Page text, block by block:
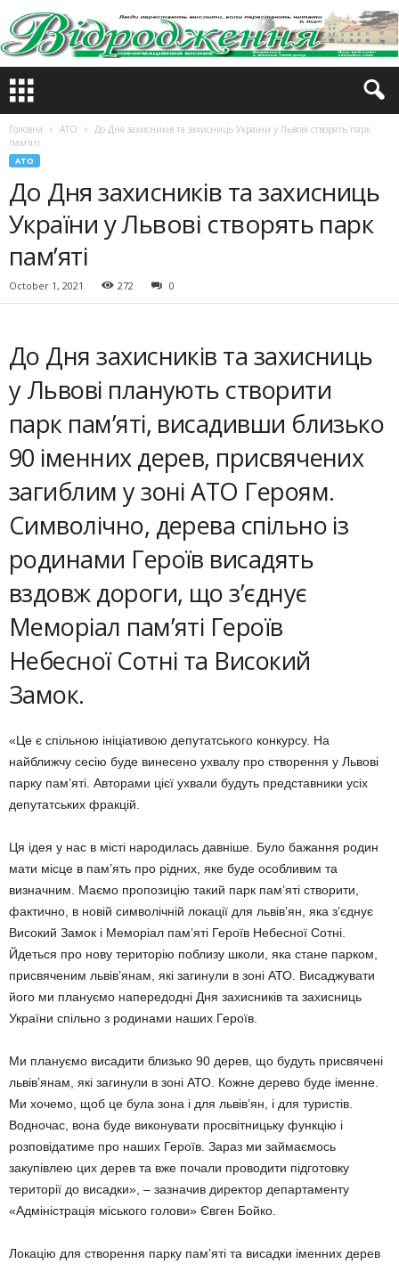
Головна АТО
До Дня захисників та захисниць України у Львові створять парк
пам’яті
АТО
До Дня захисників та захисниць
України у Львові створять парк
пам’яті
October 1, 2021 272 0
До Дня захисників та захисниць
у Львові планують створити
парк пам’яті, висадивши близько
90 іменних дерев, присвячених
загиблим у зоні АТО Героям.
Символічно, дерева спільно із
родинами Героїв висадять
вздовж дороги, що з’єднує
Меморіал пам’яті Героїв
Небесної Сотні та Високий
Замок.
«Це є спільною ініціативою депутатського конкурсу. На
найближчу сесію буде винесено ухвалу про створення у Львові
парку пам’яті. Авторами цієї ухвали будуть представники усіх
депутатських фракцій.
Ця ідея у нас в місті народилась давніше. Було бажання родин
мати місце в пам’ять про рідних, яке буде особливим та
визначним. Маємо пропозицію такий парк пам’яті створити,
фактично, в новій символічній локації для львів’ян, яка з’єднує
Високий Замок і Меморіал пам’яті Героїв Небесної Сотні.
Йдеться про нову територію поблизу школи, яка стане парком,
присвяченим львів’янам, які загинули в зоні АТО. Висаджувати
його ми плануємо напередодні Дня захисників та захисниць
України спільно з родинами наших Героїв.
Ми плануємо висадити близько 90 дерев, що будуть присвячені
львів’янам, які загинули в зоні АТО. Кожне дерево буде іменне.
Ми хочемо, щоб це була зона і для львів’ян, і для туристів.
Водночас, вона буде виконувати просвітницьку функцію і
розповідатиме про наших Героїв. Зараз ми займаємось
закупівлею цих дерев та вже почали проводити підготовку
території до висадки», – зазначив директор департаменту
«Адміністрація міського голови» Євген Бойко.
Локацію для створення парку пам’яті та висадки іменних дерев